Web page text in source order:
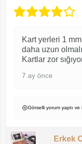
Kart yerleri 1
daha uzun
Kartlar zor
7 ay önce
Görselli yorum yaptı
Erkek